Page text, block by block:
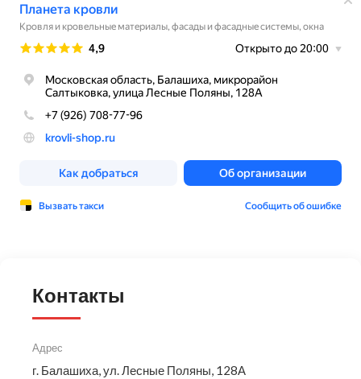
Контакты
Адрес
г. Балашиха, ул. Лесные Поляны, 128А